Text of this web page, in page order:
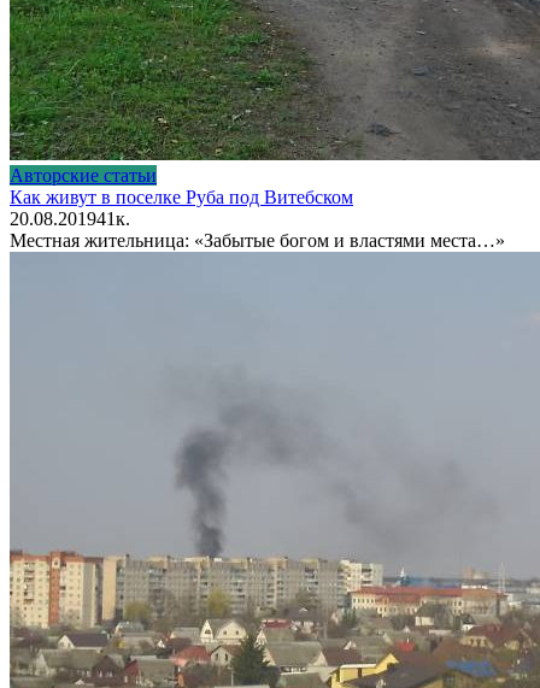
Авторские статьи
Как живут в поселке Руба под Витебском
20.08.201941к.
Местная жительница: «Забытые богом и властями места…»